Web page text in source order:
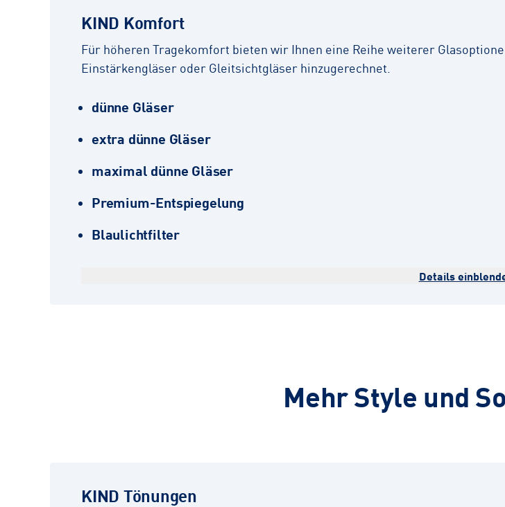
KIND Komfort
Für höheren Tragekomfort bieten wir Ihnen eine Reihe weiterer
Einstärkengläser oder Gleitsichtgläser hinzugerechnet.
dünne Gläser
extra dünne Gläser
maximal dünne Gläser
Premium-Entspiegelung
Blaulichtfilter
Details
Mehr Style und
KIND Tönungen